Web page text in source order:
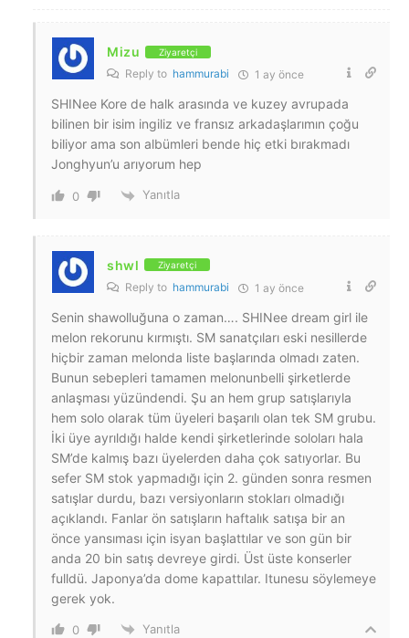
Mizu Ziyaretçi
Reply to hammurabi 1 ay önce
SHINee Kore de halk arasında ve kuzey avrupada
bilinen bir isim ingiliz ve fransız arkadaşlarımın çoğu
biliyor ama son albümleri bende hiç etki bırakmadı
Jonghyun’u arıyorum hep
0 Yanıtla
shwl Ziyaretçi
Reply to hammurabi 1 ay önce
Senin shawolluğuna o zaman…. SHINee dream girl ile
melon rekorunu kırmıştı. SM sanatçıları eski nesillerde
hiçbir zaman melonda liste başlarında olmadı zaten.
Bunun sebepleri tamamen melonunbelli şirketlerde
anlaşması yüzündendi. Şu an hem grup satışlarıyla
hem solo olarak tüm üyeleri başarılı olan tek SM grubu.
İki üye ayrıldığı halde kendi şirketlerinde soloları hala
SM’de kalmış bazı üyelerden daha çok satıyorlar. Bu
sefer SM stok yapmadığı için 2. günden sonra resmen
satışlar durdu, bazı versiyonların stokları olmadığı
açıklandı. Fanlar ön satışların haftalık satışa bir an
önce yansıması için isyan başlattılar ve son gün bir
anda 20 bin satış devreye girdi. Üst üste konserler
fulldü. Japonya’da dome kapattılar. Itunesu söylemeye
gerek yok.
0 Yanıtla